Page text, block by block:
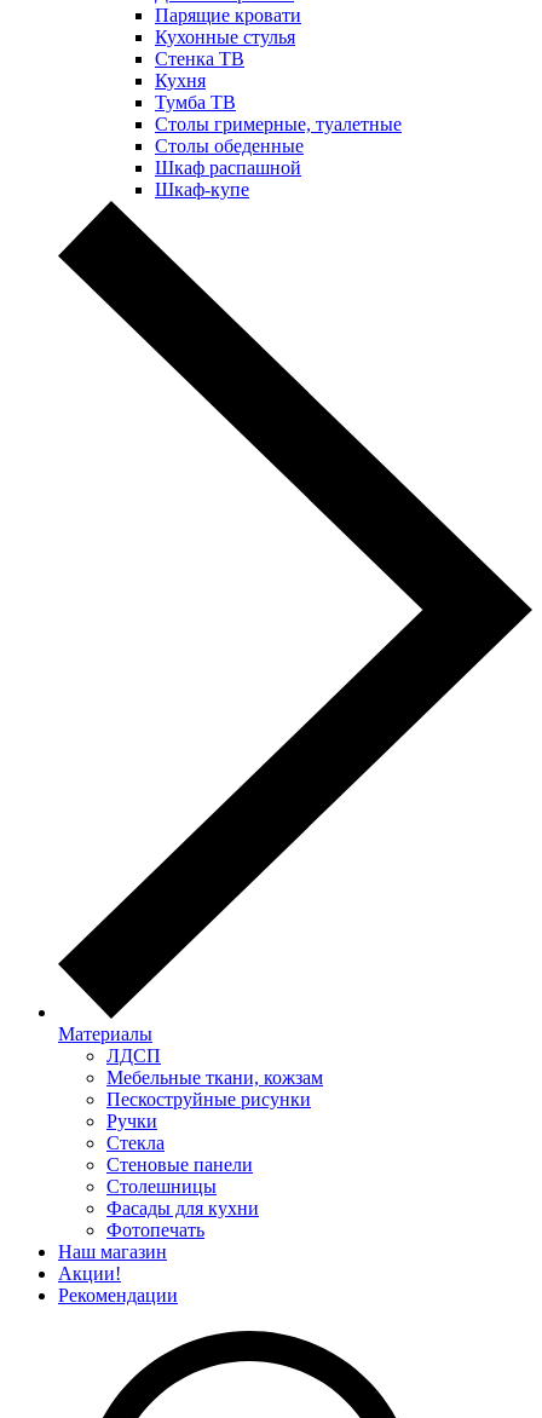
Парящие кровати
Кухонные стулья
Стенка ТВ
Кухня
Тумба ТВ
Столы гримерные, туалетные
Столы обеденные
Шкаф распашной
Шкаф-купе
Материалы
ЛДСП
Мебельные ткани, кожзам
Пескоструйные рисунки
Ручки
Стекла
Стеновые панели
Столешницы
Фасады для кухни
Фотопечать
Наш магазин
Акции!
Рекомендации